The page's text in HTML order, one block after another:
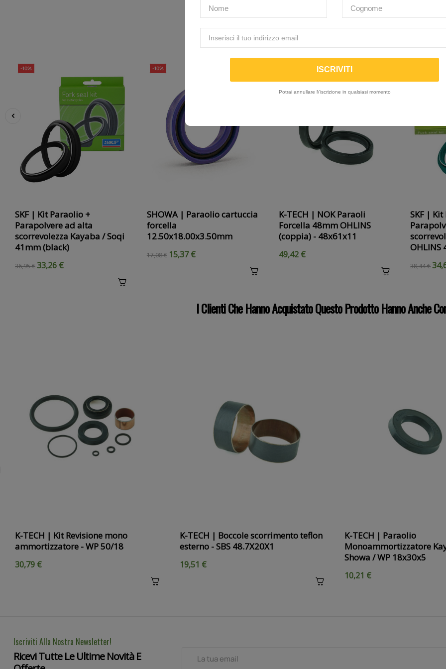
PRODOTTI CORRELATI
-10%
SKF | Kit Paraolio +
Parapolvere ad alta
scorrevolezza Kayaba / Soqi
41mm (black)
36,95 €33,26 €
-10%
SHOWA | Paraolio cartuccia
forcella
12.50x18.00x3.50mm
17,08 € 15,37 €
K-TECH | NOK Paraoli
Forcella 48mm OHLINS
(coppia) - 48x61x11
49,42 €
SKF |
OHLINS
38,44 €
I Clienti Che Hanno Acquistato Questo Prodotto Hanno Anche
K-TECH | Kit Revisione mono
ammortizzatore - WP 50/18
30,79 €
K-TECH | Boccole scorrimento teflon
esterno - SBS 48.7X20X1
19,51 €
K-TECH | Paraolio
Monoammortizzatore
Showa / WP 18x30x5
10,21 €
Iscriviti Alla Nostra Newsletter!
Ricevi Tutte Le Ultime Novità E
Potrai annullare l\'iscrizione in qualsiasi momento